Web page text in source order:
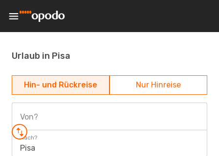
Urlaub in Pisa
Hin- und Rückreise Nur Hinreise
Von?
Nach?
Pisa